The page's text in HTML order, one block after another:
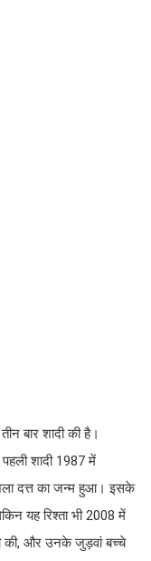
बार शादी की है।
शादी 1987 में
दत्त का जन्म हुआ। इसके
यह रिश्ता भी 2008 में
की, और उनके जुड़वां बच्चे